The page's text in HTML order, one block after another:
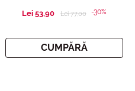
Lei 53,90 Price reduced from
Lei 77,00to-30%
CUMPĂRĂ